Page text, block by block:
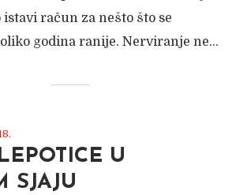
istavi račun za nešto što se
godina ranije. Nerviranje ne...
U
SJAJU